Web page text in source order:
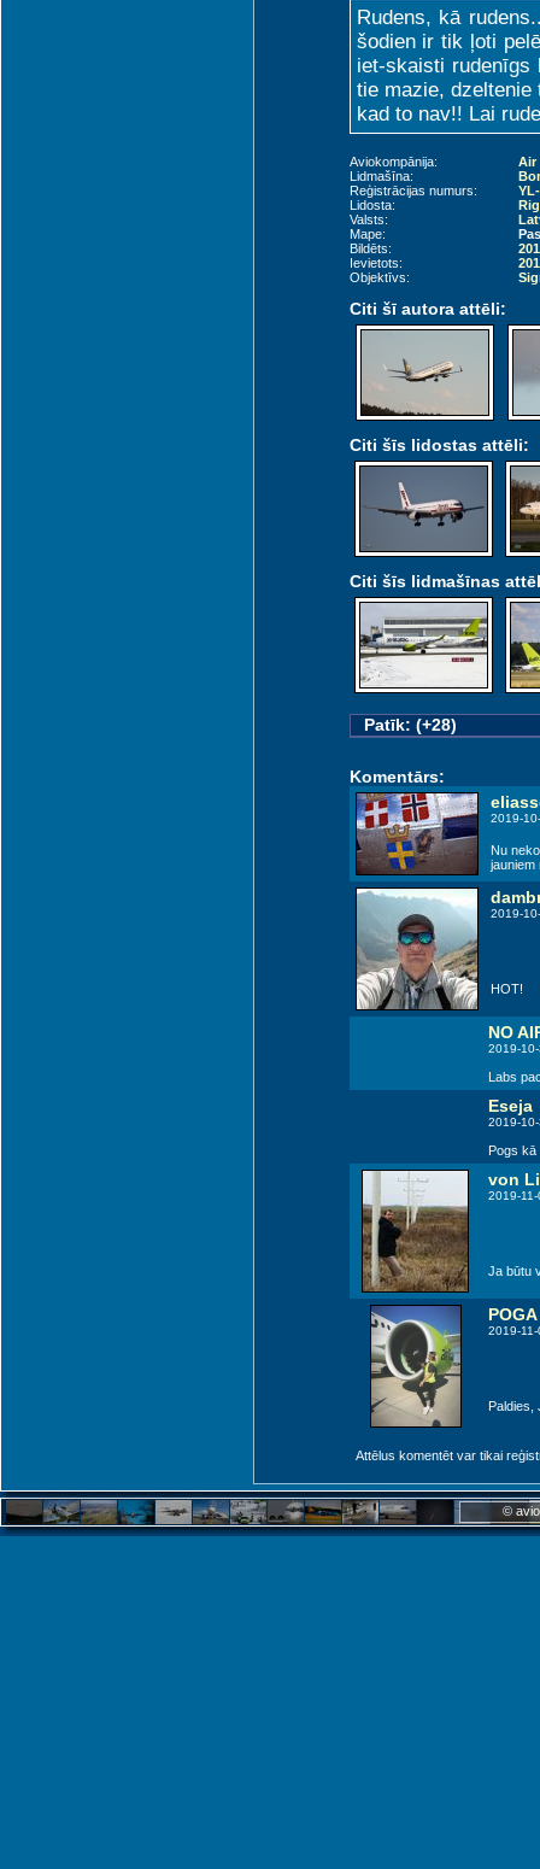
Rudens, kā
šodien ir tik ļoti
iet-skaisti rudenīgs
tie mazie, dzeltenie
kad to nav!! Lai
Aviokompānija:
Air
Lidmašīna:
Reģistrācijas numurs:
Lidosta:
Valsts:
Mape:
Bildēts:
Ievietots:
Objektīvs:
Citi šī autora attēli:
Citi šīs lidostas attēli:
Citi šīs lidmašīnas
Patīk: (+28)
Komentārs:
2019-
Nu
jauniem
2019-
HOT!
NO
2019-
Labs
Eseja
2019-
Pogs kā
von
2019-
Ja būtu
POGA
2019-
Paldies,
Attēlus komentēt var tikai
©